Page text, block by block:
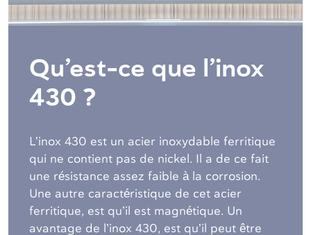
Qu’est-ce que l’inox
430 ?
L’inox 430 est un acier inoxydable ferritique
qui ne contient pas de nickel. Il a de ce fait
une résistance assez faible à la corrosion.
Une autre caractéristique de cet acier
ferritique, est qu’il est magnétique. Un
avantage de l’inox 430, est qu’il peut être